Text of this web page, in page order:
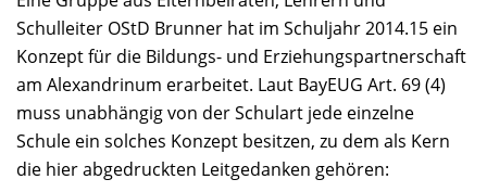
Schulleiter OStD Brunner hat im Schuljahr 2014.15 ein
Konzept für die Bildungs- und Erziehungspartnerschaft
am Alexandrinum erarbeitet. Laut BayEUG Art. 69 (4)
muss unabhängig von der Schulart jede einzelne
Schule ein solches Konzept besitzen, zu dem als Kern
die hier abgedruckten Leitgedanken gehören: